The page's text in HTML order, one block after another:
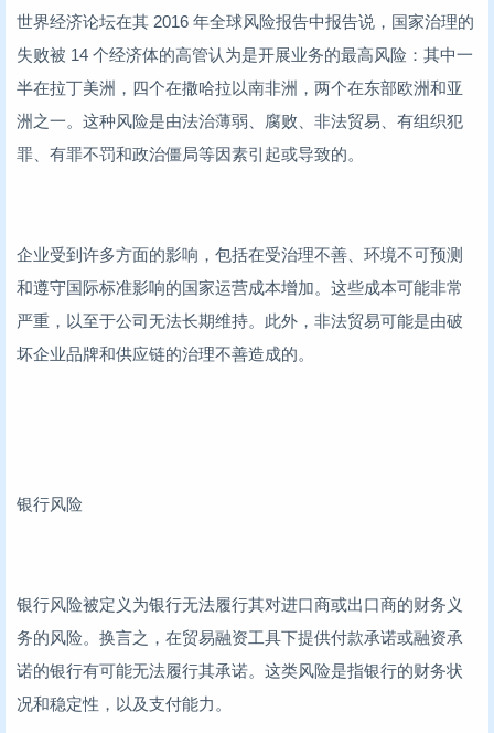
世界经济论坛在其 2016 年全球风险报告中报告说，国家治理的
失败被 14 个经济体的高管认为是开展业务的最高风险：其中一
半在拉丁美洲，四个在撒哈拉以南非洲，两个在东部欧洲和亚
洲之一。这种风险是由法治薄弱、腐败、非法贸易、有组织犯
罪、有罪不罚和政治僵局等因素引起或导致的。
企业受到许多方面的影响，包括在受治理不善、环境不可预测
和遵守国际标准影响的国家运营成本增加。这些成本可能非常
严重，以至于公司无法长期维持。此外，非法贸易可能是由破
坏企业品牌和供应链的治理不善造成的。
银行风险
银行风险被定义为银行无法履行其对进口商或出口商的财务义
务的风险。换言之，在贸易融资工具下提供付款承诺或融资承
诺的银行有可能无法履行其承诺。这类风险是指银行的财务状
况和稳定性，以及支付能力。